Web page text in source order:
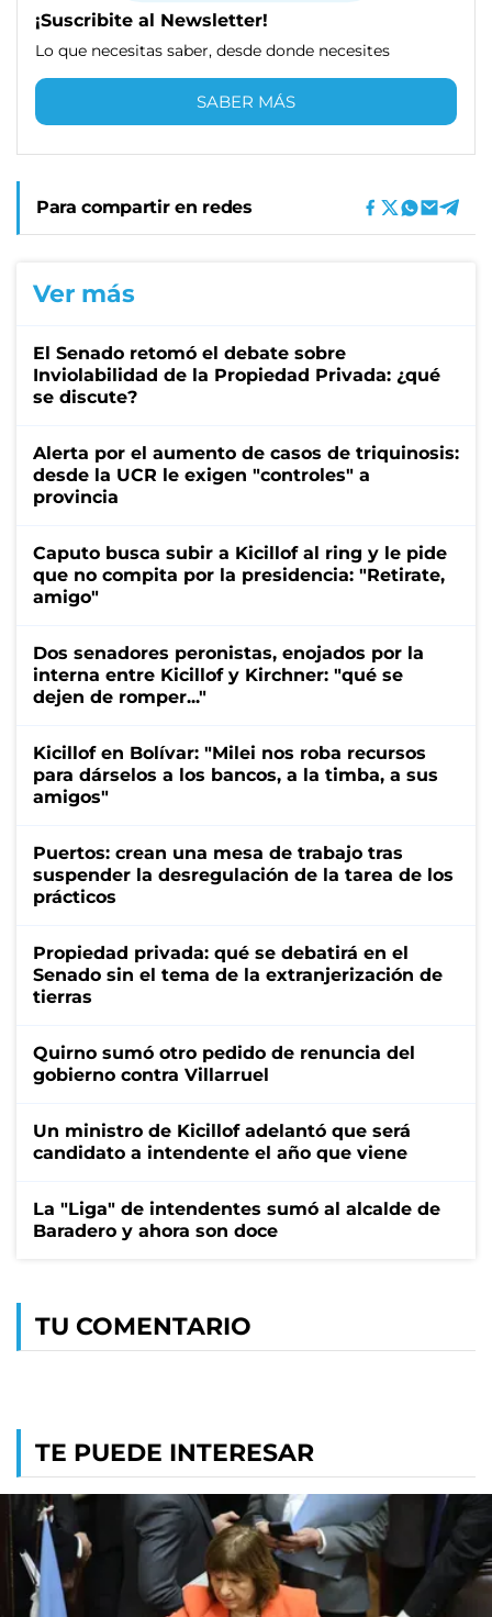
¡Suscribite al Newsletter!
Lo que necesitas saber, desde donde necesites
SABER MÁS
Para compartir en redes
Ver más
El Senado retomó el debate sobre
Inviolabilidad de la Propiedad Privada: ¿qué
se discute?
Alerta por el aumento de casos de triquinosis:
desde la UCR le exigen "controles" a
provincia
Caputo busca subir a Kicillof al ring y le pide
que no compita por la presidencia: "Retirate,
amigo"
Dos senadores peronistas, enojados por la
interna entre Kicillof y Kirchner: "qué se
dejen de romper..."
Kicillof en Bolívar: "Milei nos roba recursos
para dárselos a los bancos, a la timba, a sus
amigos"
Puertos: crean una mesa de trabajo tras
suspender la desregulación de la tarea de los
prácticos
Propiedad privada: qué se debatirá en el
Senado sin el tema de la extranjerización de
tierras
Quirno sumó otro pedido de renuncia del
gobierno contra Villarruel
Un ministro de Kicillof adelantó que será
candidato a intendente el año que viene
La "Liga" de intendentes sumó al alcalde de
Baradero y ahora son doce
TU COMENTARIO
TE PUEDE INTERESAR